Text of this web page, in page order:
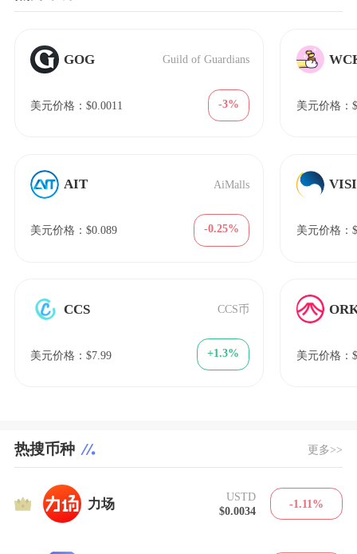
GOG Guild of Guardians
美元价格：$0.0011 -3%
AIT AiMalls
美元价格：$0.089 -0.25%
CCS CCS币
美元价格：$7.99 +1.3%
美元价格：
美元价格：
美元价格：
热搜币种 更多>>
1 力场
USTD
$0.0034
-1.11%